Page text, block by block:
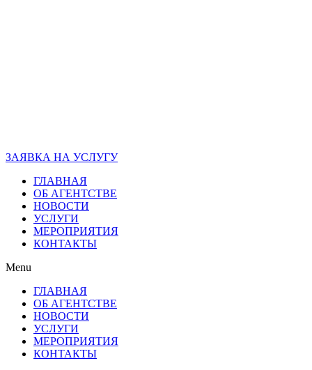
ЗАЯВКА НА УСЛУГУ
ГЛАВНАЯ
ОБ АГЕНТСТВЕ
НОВОСТИ
УСЛУГИ
МЕРОПРИЯТИЯ
КОНТАКТЫ
Menu
ГЛАВНАЯ
ОБ АГЕНТСТВЕ
НОВОСТИ
УСЛУГИ
МЕРОПРИЯТИЯ
КОНТАКТЫ